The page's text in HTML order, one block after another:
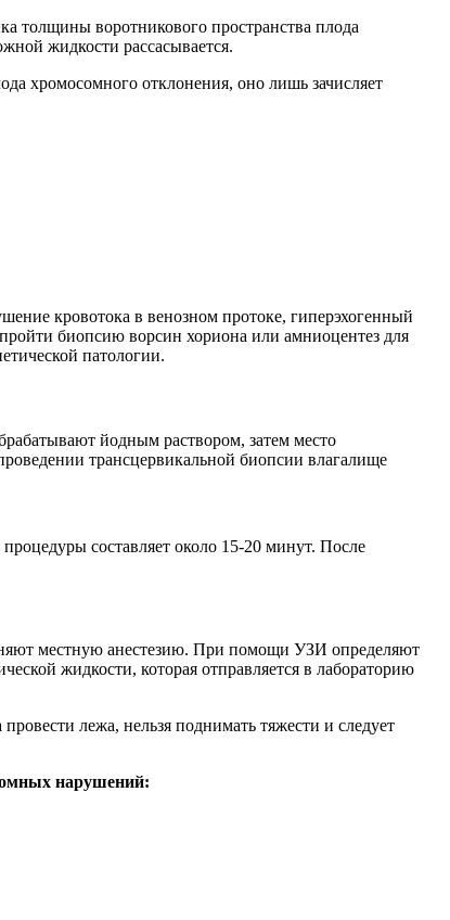
толщины воротникового пространства плода
жидкости рассасывается.
хромосомного отклонения, оно лишь зачисляет
кровотока в венозном протоке, гиперэхогенный
биопсию ворсин хориона или амниоцентез для
патологии.
йодным раствором, затем место
трансцервикальной биопсии влагалище
составляет около 15-20 минут. После
местную анестезию. При помощи УЗИ определяют
жидкости, которая отправляется в лабораторию
лежа, нельзя поднимать тяжести и следует
нарушений: